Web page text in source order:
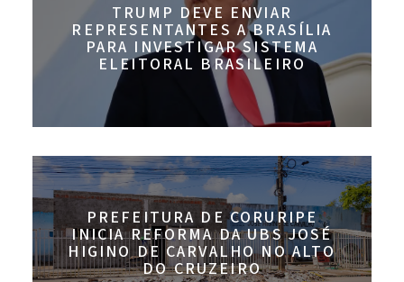
TRUMP DEVE ENVIAR
REPRESENTANTES A BRASÍLIA
PARA INVESTIGAR SISTEMA
ELEITORAL BRASILEIRO
PREFEITURA DE CORURIPE
INICIA REFORMA DA UBS JOSÉ
HIGINO DE CARVALHO NO ALTO
DO CRUZEIRO